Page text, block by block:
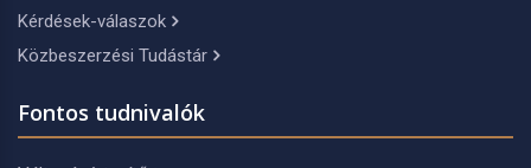
Kérdések-válaszok
Közbeszerzési Tudástár
Fontos tudnivalók